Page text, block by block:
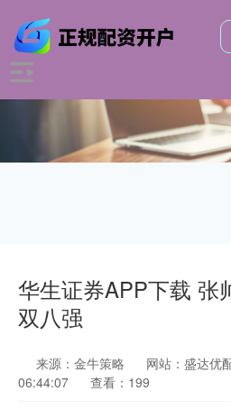
华生证券APP下载 张
双八强
来源：金牛策略 网站：盛达优
06:44:07
查看：199